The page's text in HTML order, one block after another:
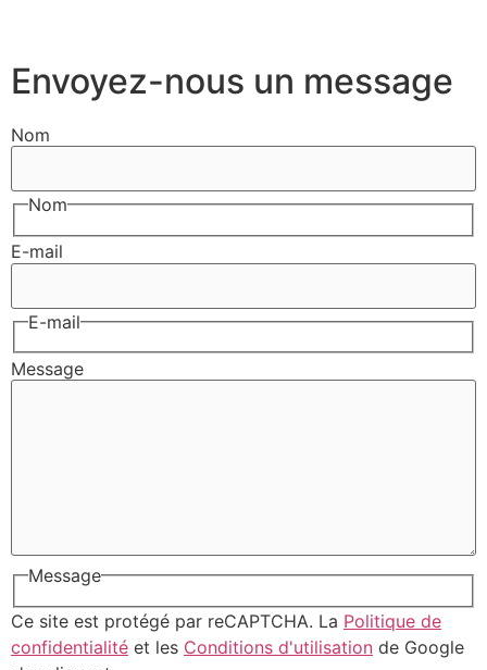
Envoyez-nous un message
Nom
Nom
E-mail
E-mail
Message
Message
Ce site est protégé par reCAPTCHA. La Politique de
confidentialité et les Conditions d'utilisation de Google